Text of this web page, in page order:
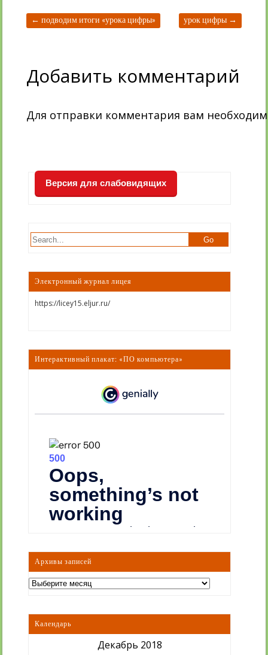
урок цифры →
← подводим итоги «урока цифры»
Добавить комментарий
Для отправки комментария вам
Версия для слабовидящих
Электронный журнал лицея
https://licey15.eljur.ru/
Интерактивный плакат: «ПО компьютера»
Архивы записей
Архивы
записей
Календарь
Декабрь 2018